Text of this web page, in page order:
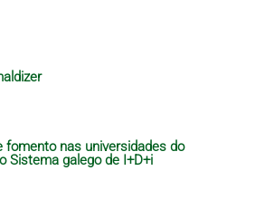
nas universidades do
Sistema galego de I+D+i